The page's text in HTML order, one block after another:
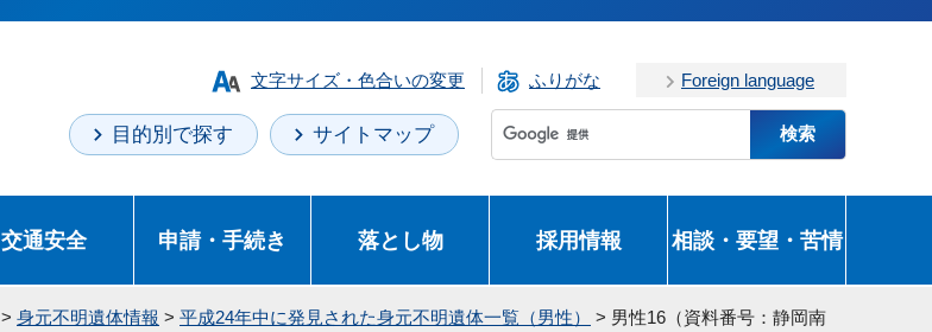
文字サイズ・色合いの変更 ふりがな Foreign language
目的別で探す サイトマップ
交通安全 申請・手続き 落とし物 採用情報 相談・要望・苦情
> 身元不明遺体情報 > 平成24年中に発見された身元不明遺体一覧（男性）
> 男性16（資料番号：静岡南